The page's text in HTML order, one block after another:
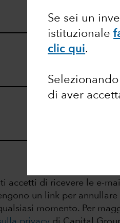
Se sei un
istituzionale
clic qui.
di aver
accetti di ricevere le e-
un link per
momento. Per